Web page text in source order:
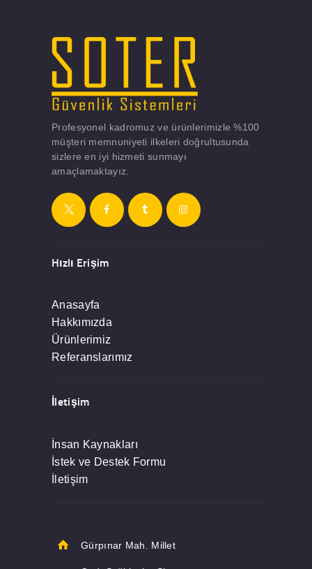
Profesyonel kadromuz ve ürünlerimizle %100
müşteri memnuniyeti ilkeleri doğrultusunda
sizlere en iyi hizmeti sunmayı
amaçlamaktayız.
Hızlı Erişim
Anasayfa
Hakkımızda
Ürünlerimiz
Referanslarımız
İletişim
İnsan Kaynakları
İstek ve Destek Formu
İletişim
Gürpınar Mah. Millet